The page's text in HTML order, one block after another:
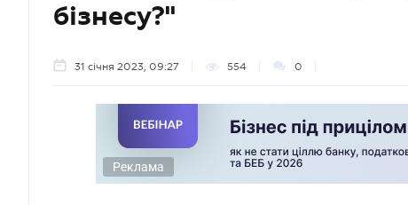
бізнесу?"
31 січня 2023, 09:27 554 0
Реклама